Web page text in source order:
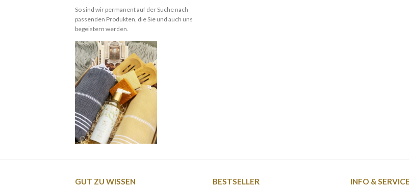
So sind wir permanent auf der Suche nach
passenden Produkten, die Sie und auch uns
begeistern werden.
GUT ZU WISSEN BESTSELLER INFO & SERVICE